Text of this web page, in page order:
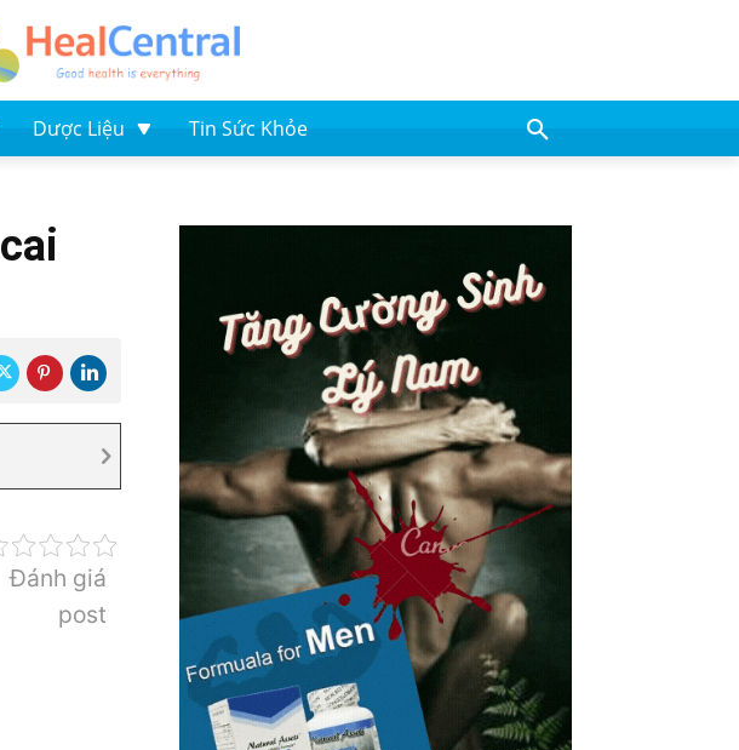
Dược Liệu Tin Sức Khỏe
Đánh giá
post